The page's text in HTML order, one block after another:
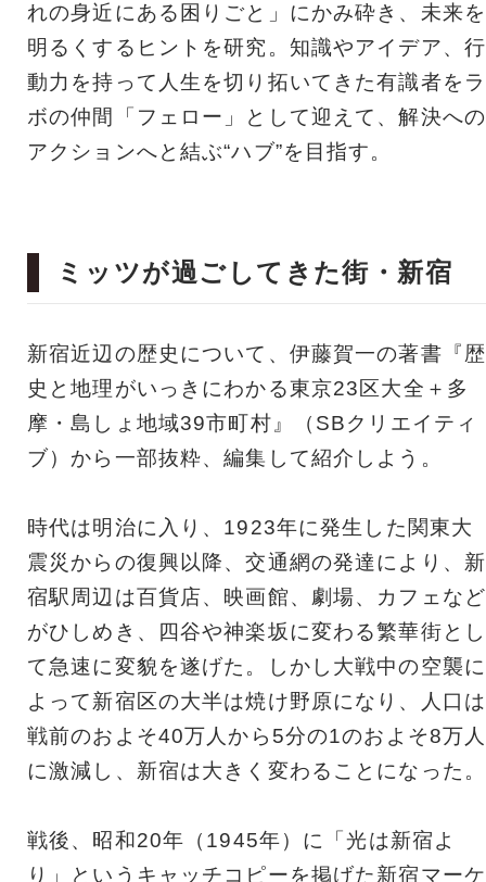
れの身近にある困りごと」にかみ砕き、未来を
明るくするヒントを研究。知識やアイデア、行
動力を持って人生を切り拓いてきた有識者をラ
ボの仲間「フェロー」として迎えて、解決への
アクションへと結ぶ“ハブ”を目指す。
ミッツが過ごしてきた街・新宿
新宿近辺の歴史について、伊藤賀一の著書『歴
史と地理がいっきにわかる東京23区大全＋多
摩・島しょ地域39市町村』（SBクリエイティ
ブ）から一部抜粋、編集して紹介しよう。
時代は明治に入り、1923年に発生した関東大
震災からの復興以降、交通網の発達により、新
宿駅周辺は百貨店、映画館、劇場、カフェなど
がひしめき、四谷や神楽坂に変わる繁華街とし
て急速に変貌を遂げた。しかし大戦中の空襲に
よって新宿区の大半は焼け野原になり、人口は
戦前のおよそ40万人から5分の1のおよそ8万人
に激減し、新宿は大きく変わることになった。
戦後、昭和20年（1945年）に「光は新宿よ
り」というキャッチコピーを掲げた新宿マーケ